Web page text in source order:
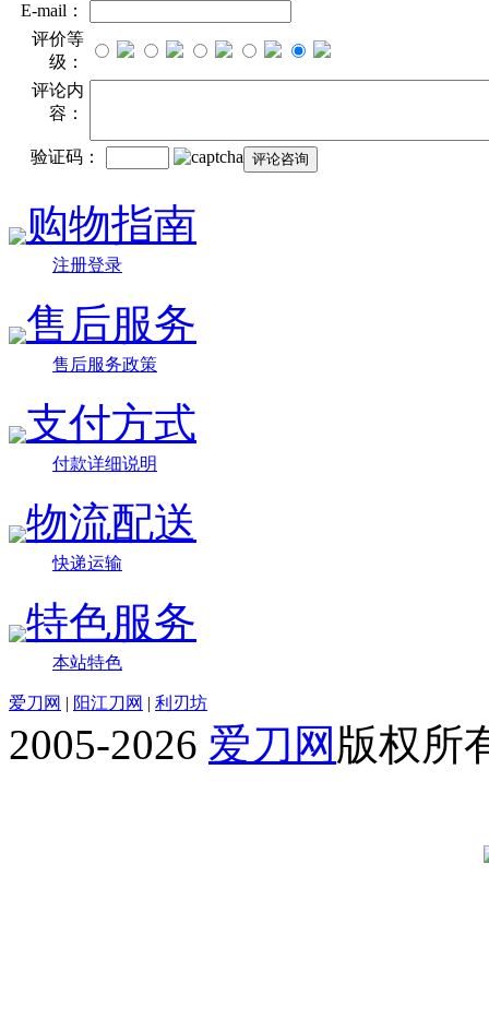
E-mail：
评价等
级：
评论内
容：
验证码：
购物指南
注册登录
售后服务
售后服务政策
支付方式
付款详细说明
物流配送
快递运输
特色服务
本站特色
爱刀网 | 阳江刀网 | 利刃坊
2005-2026 爱刀网 版权所